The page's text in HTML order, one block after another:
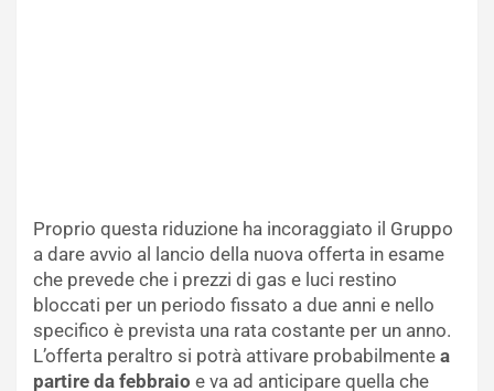
Proprio questa riduzione ha incoraggiato il Gruppo
a dare avvio al lancio della nuova offerta in esame
che prevede che i prezzi di gas e luci restino
bloccati per un periodo fissato a due anni e nello
specifico è prevista una rata costante per un anno.
L’offerta peraltro si potrà attivare probabilmente a
partire da febbraio e va ad anticipare quella che